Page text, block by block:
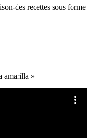
des recettes sous forme
amarilla »